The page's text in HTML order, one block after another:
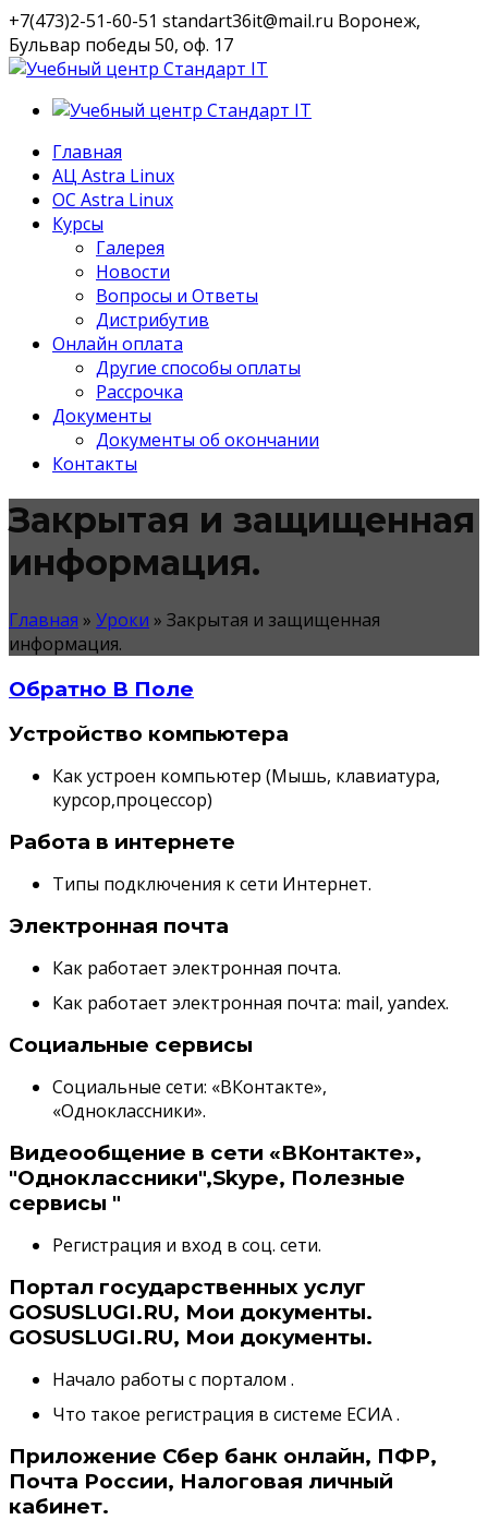
+7(473)2-51-60-51 standart36it@mail.ru Воронеж,
Бульвар победы 50, оф. 17
VK
Главная
АЦ Astra Linux
OC Astra Linux
Курсы
Галерея
Новости
Вопросы и Ответы
Дистрибутив
Онлайн оплата
Другие способы оплаты
Рассрочка
Документы
Документы об окончании
Контакты
Закрытая и защищенная
информация.
Главная » Уроки » Закрытая и защищенная
информация.
Обратно В Поле
Устройство компьютера
Как устроен компьютер (Мышь, клавиатура,
курсор,процессор)
Работа в интернете
Типы подключения к сети Интернет.
Электронная почта
Как работает электронная почта.
Как работает электронная почта: mail, yandex.
Социальные сервисы
Социальные сети: «ВКонтакте»,
«Одноклассники».
Видеообщение в сети «ВКонтакте»,
"Одноклассники",Skype, Полезные
сервисы "
Регистрация и вход в соц. сети.
Портал государственных услуг
GOSUSLUGI.RU, Мои документы.
GOSUSLUGI.RU, Мои документы.
Начало работы с порталом .
Что такое регистрация в системе ЕСИА .
Приложение Сбер банк онлайн, ПФР,
Почта России, Налоговая личный
кабинет.